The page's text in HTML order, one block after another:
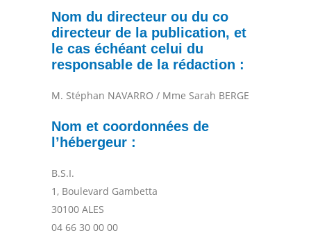
Nom du directeur ou du co
directeur de la publication, et
le cas échéant celui du
responsable de la rédaction :
M. Stéphan NAVARRO / Mme Sarah BERGE
Nom et coordonnées de
l’hébergeur :
B.S.I.
1, Boulevard Gambetta
30100 ALES
04 66 30 00 00